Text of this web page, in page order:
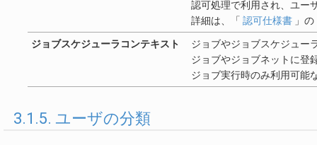
認可処理で利用され、ユー
詳細は、「 認可仕様書 」
ジョブスケジューラコンテキスト
ジョブやジョブスケジュー
ジョブやジョブネットに登
ジョブ実行時のみ利用可能
3.1.5. ユーザの分類